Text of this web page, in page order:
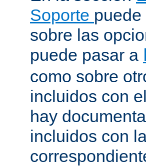
Soporte
sobre las
puede pasar a
como sobre
incluidos con
hay
incluidos con